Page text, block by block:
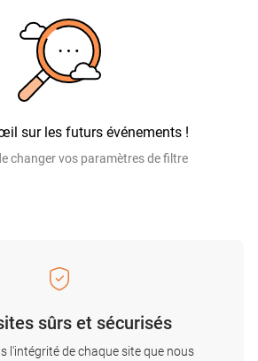
sur les futurs événements !
changer vos paramètres de filtre
sûrs et sécurisés
l'intégrité de chaque site que nous